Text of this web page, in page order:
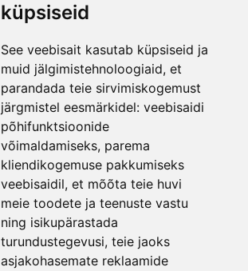
küpsiseid
See veebisait kasutab küpsiseid ja
muid jälgimistehnoloogiaid, et
parandada teie sirvimiskogemust
järgmistel eesmärkidel: veebisaidi
põhifunktsioonide
võimaldamiseks, parema
kliendikogemuse pakkumiseks
veebisaidil, et mõõta teie huvi
meie toodete ja teenuste vastu
ning isikupärastada
turundustegevusi, teie jaoks
asjakohasemate reklaamide